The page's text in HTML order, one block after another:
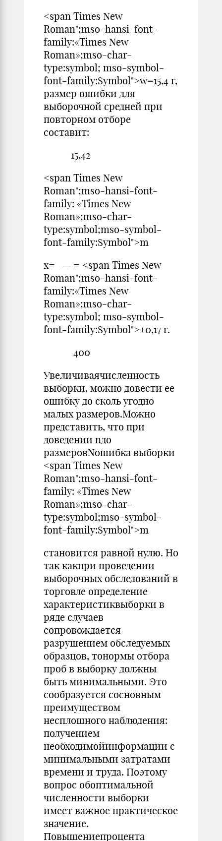
<span Times New
Roman";mso-hansi-font-
family:«Times New
Roman»;mso-char-
type:symbol; mso-symbol-
font-family:Symbol">w=15,4 г,
размер ошибки для
выборочной средней при
повторном отборе
составит:
15,42
<span Times New
Roman";mso-hansi-font-
family: «Times New
Roman»;mso-char-
type:symbol;mso-symbol-
font-family:Symbol">m
х= — = <span Times New
Roman";mso-hansi-font-
family:«Times New
Roman»;mso-char-
type:symbol; mso-symbol-
font-family:Symbol">±0,17 г.
400
Увеличиваячисленность
выборки, можно довести ее
ошибку до сколь угодно
малых размеров.Можно
представить, что при
доведении nдо
размеровNошибка выборки
<span Times New
Roman";mso-hansi-font-
family: «Times New
Roman»;mso-char-
type:symbol;mso-symbol-
font-family:Symbol">m
становится равной нулю. Но
так какпри проведении
выборочных обследований в
торговле определение
характеристиквыборки в
ряде случаев
сопровождается
разрушением обследуемых
образцов, тонормы отбора
проб в выборку должны
быть минимальными. Это
сообразуется сосновным
преимуществом
несплошного наблюдения:
получением
необходимойинформации с
минимальными затратами
времени и труда. Поэтому
вопрос обоптимальной
численности выборки
имеет важное практическое
значение.
Повышениепроцента